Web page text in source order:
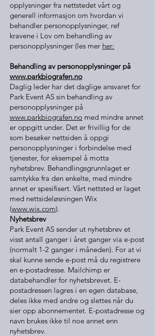
opplysninger fra nettstedet vårt og
generell informasjon om hvordan vi
behandler personopplysninger, ref
kravene i Lov om behandling av
personopplysninger (les mer her:
Behandling av personopplysninger på
www.parkbiografen.no
Daglig leder har det daglige ansvaret for
Park Event AS sin behandling av
personopplysninger på
www.parkbiografen.no med mindre annet
er oppgitt under. Det er frivillig for de
som besøker nettsiden å oppgi
personopplysninger i forbindelse med
tjenester, for eksempel å motta
nyhetsbrev. Behandlingsgrunnlaget er
samtykke fra den enkelte, med mindre
annet er spesifisert. Vårt nettsted er laget
med nettsideløsningen Wix
(www.wix.com).
Nyhetsbrev
Park Event AS sender ut nyhetsbrev et
visst antall ganger i året ganger via e-post
(normalt 1-2 ganger i måneden). For at vi
skal kunne sende e-post må du registrere
en e-postadresse. Mailchimp er
databehandler for nyhetsbrevet. E-
postadressen lagres i en egen database,
deles ikke med andre og slettes når du
sier opp abonnementet. E-postadresse og
navn brukes ikke til noe annet enn
nyhetsbrev.